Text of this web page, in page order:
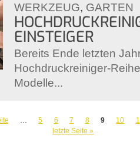
WERKZEUG, GARTEN
EINSTEIGER
Bereits Ende letzten
Hochdruckreiniger-
Modelle...
… 5 6 7 8 9 10
letzte Seite »